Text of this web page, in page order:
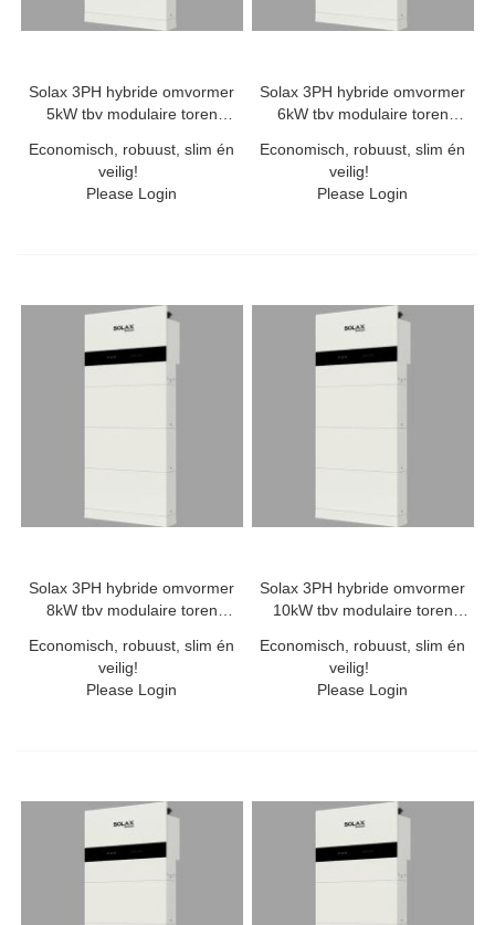
Solax 3PH hybride omvormer
5kW tbv modulaire toren
Economisch, robuust, slim én
veilig!
Please Login
Solax 3PH hybride omvormer
6kW tbv modulaire toren
Economisch, robuust, slim én
veilig!
Please Login
Solax 3PH hybride omvormer
8kW tbv modulaire toren
Economisch, robuust, slim én
veilig!
Please Login
Solax 3PH hybride omvormer
10kW tbv modulaire toren
Economisch, robuust, slim én
veilig!
Please Login